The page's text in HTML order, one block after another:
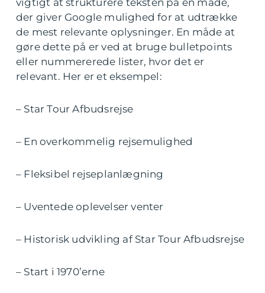
der giver Google mulighed for at udtrække
de mest relevante oplysninger. En måde at
gøre dette på er ved at bruge bulletpoints
eller nummererede lister, hvor det er
relevant. Her er et eksempel:
– Star Tour Afbudsrejse
– En overkommelig rejsemulighed
– Fleksibel rejseplanlægning
– Uventede oplevelser venter
– Historisk udvikling af Star Tour Afbudsrejse
– Start i 1970’erne